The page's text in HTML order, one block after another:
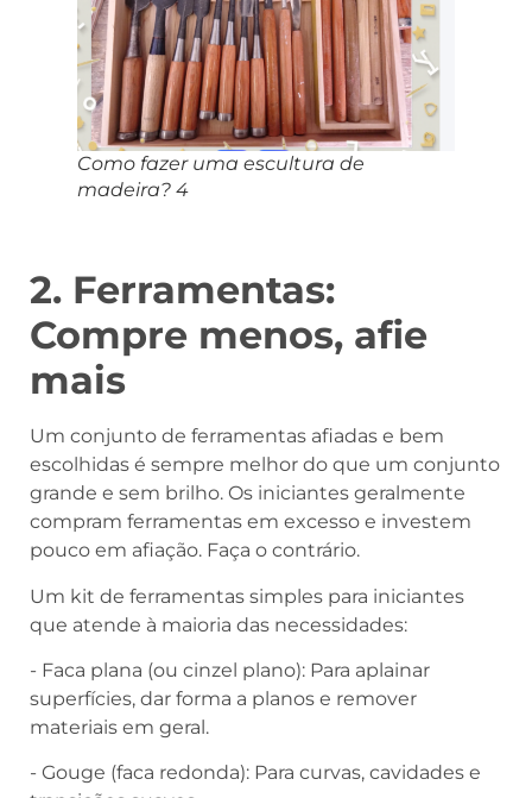
Como fazer uma escultura de
madeira? 4
2. Ferramentas:
Compre menos, afie
mais
Um conjunto de ferramentas afiadas e bem
escolhidas é sempre melhor do que um conjunto
grande e sem brilho. Os iniciantes geralmente
compram ferramentas em excesso e investem
pouco em afiação. Faça o contrário.
Um kit de ferramentas simples para iniciantes
que atende à maioria das necessidades:
- Faca plana (ou cinzel plano): Para aplainar
superfícies, dar forma a planos e remover
materiais em geral.
- Gouge (faca redonda): Para curvas, cavidades e